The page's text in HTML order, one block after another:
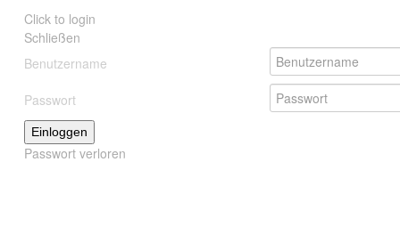
Click to login
Schließen
Benutzername
Passwort
Einloggen
Passwort verloren